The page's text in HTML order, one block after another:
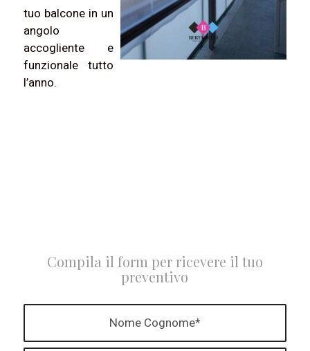
tuo balcone in un
angolo
accogliente e
funzionale tutto
l’anno.
Compila il form per ricevere il tuo
preventivo